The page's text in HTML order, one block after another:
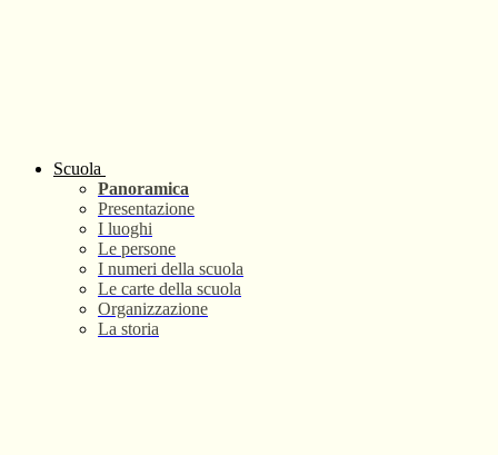
Scuola
Panoramica
Presentazione
I luoghi
Le persone
I numeri della scuola
Le carte della scuola
Organizzazione
La storia